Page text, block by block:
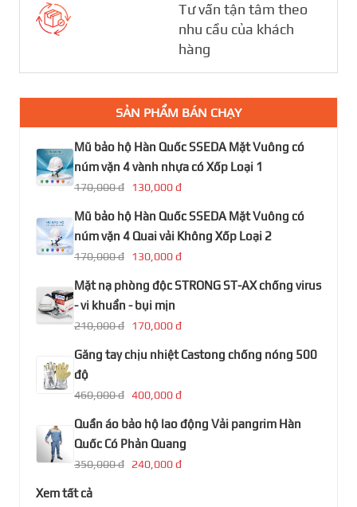
Tư vấn tận tâm theo
nhu cầu của khách
hàng
SẢN PHẨM BÁN CHẠY
Mũ bảo hộ Hàn Quốc SSEDA Mặt Vuông có
núm vặn 4 vành nhựa có Xốp Loại 1
170,000 đ 130,000 đ
Mũ bảo hộ Hàn Quốc SSEDA Mặt Vuông có
núm vặn 4 Quai vải Không Xốp Loại 2
170,000 đ 130,000 đ
Mặt nạ phòng độc STRONG ST-AX chống virus
- vi khuẩn - bụi mịn
210,000 đ 170,000 đ
Găng tay chịu nhiệt Castong chống nóng 500
độ
460,000 đ 400,000 đ
Quần áo bảo hộ lao động Vải pangrim Hàn
Quốc Có Phản Quang
350,000 đ 240,000 đ
Xem tất cả